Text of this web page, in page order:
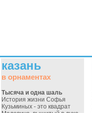
казань
в орнаментах
Тысяча и одна шаль
История жизни Софья
Кузьминых - это квадрат